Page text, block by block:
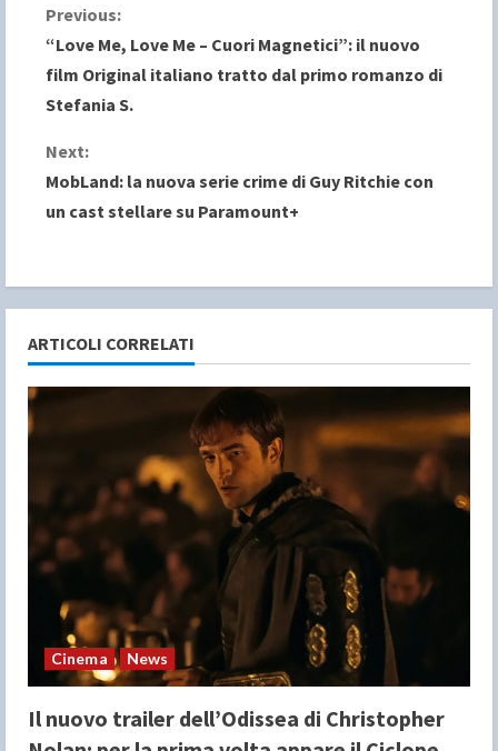
C
o
n
t
i
u
e
R
d
i
n
g
Previous:
“Love Me, Love Me – Cuori Magnetici”: il nuovo
film Original italiano tratto dal primo romanzo di
Stefania S.
Next:
MobLand: la nuova serie crime di Guy Ritchie con
un cast stellare su Paramount+
ARTICOLI CORRELATI
Cinema News
Il nuovo trailer dell’Odissea di Christopher